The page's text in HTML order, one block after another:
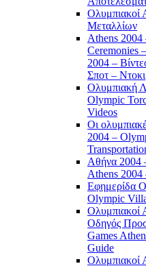
Ολυμπιακοί
Μεταλλίων
Athens
Ceremonies
2004 –
Σποτ –
Ολυμπιακή
Olympic
Videos
Οι
2004 –
Αθήνα 2004
Athens 2004
Εφημερίδα
Olympic
Ολυμπιακοί
Οδηγός
Games
Guide
Ολυμπιακοί